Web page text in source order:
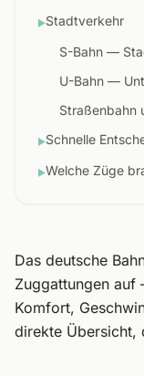
▶Stadtverkehr
S-Bahn —
U-Bahn —
Straßenbahn
▶Schnelle
▶Welche Züge
Das deutsche
Zuggattungen
Komfort,
direkte Übersicht,